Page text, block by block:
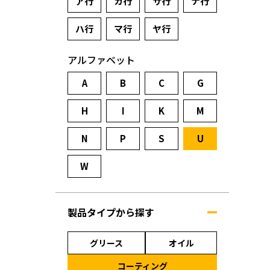
ハ行 マ行 ヤ行
アルファベット
A B C G
H I K M
N P S U
W
製品タイプから探す
グリース
オイル
コーティング